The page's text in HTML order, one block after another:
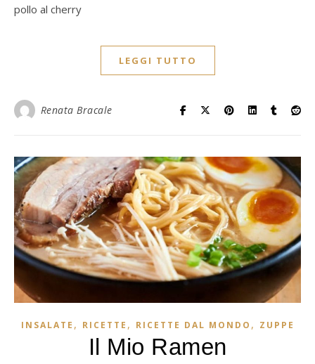
pollo al cherry
LEGGI TUTTO
Renata Bracale
INSALATE , RICETTE , RICETTE DAL MONDO , ZUPPE
Il Mio Ramen